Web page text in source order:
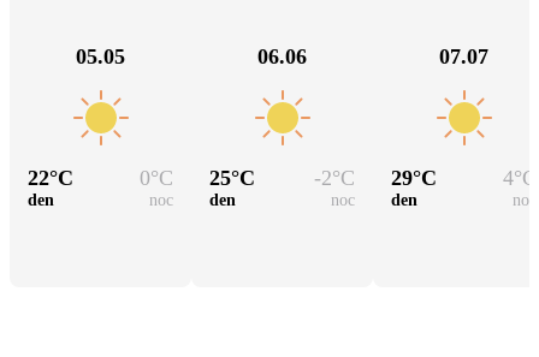
05.05
22°C 0°C
den noc
06.06
25°C -2°C
den noc
07.07
29°C 4°C
den noc